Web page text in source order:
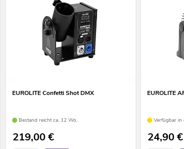
EUROLITE Confetti Shot DMX
Bestand reicht ca. 12 Wo.
219,00€
EUROLITE
Verfügbar in
24,90€